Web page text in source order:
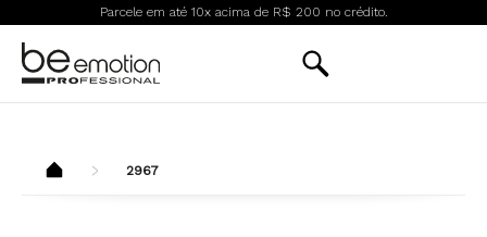
Parcele em até 10x acima de R$ 200 no crédito.
2967